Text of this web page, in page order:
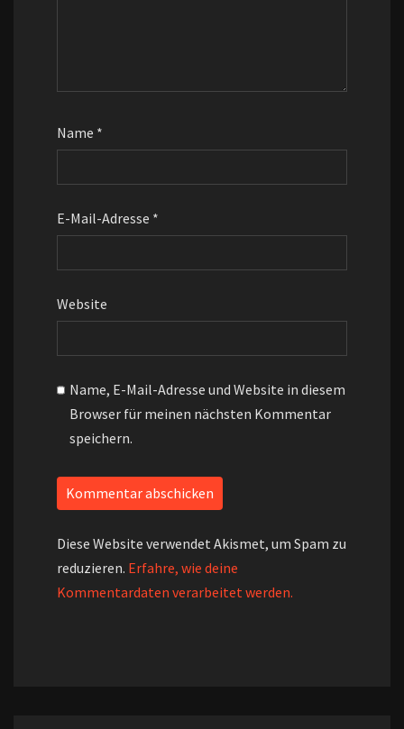
Name *
E-Mail-Adresse *
Website
Name, E-Mail-Adresse und Website in diesem
Browser für meinen nächsten Kommentar
speichern.
Diese Website verwendet Akismet, um Spam zu
reduzieren. Erfahre, wie deine
Kommentardaten verarbeitet werden.